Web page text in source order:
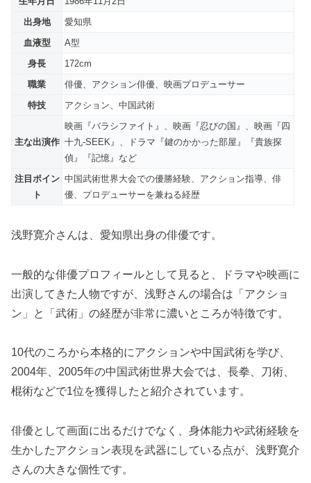
出身地
愛知県
血液型
A型
身長
172cm
職業
俳優、アクション俳優、映画プロデューサー
特技
アクション、中国武術
主な出演作
映画『バラシファイト』、映画『忍びの国』、映画『四
十九-SEEK』、ドラマ『鍵のかかった部屋』『貴族探
偵』『記憶』など
注目ポイン
ト
中国武術世界大会での優勝経験、アクション指導、俳
優、プロデューサーを兼ねる経歴
浅野寛介さんは、愛知県出身の俳優です。
一般的な俳優プロフィールとして見ると、ドラマや映画に
出演してきた人物ですが、浅野さんの場合は「アクショ
ン」と「武術」の経歴が非常に濃いところが特徴です。
10代のころから本格的にアクションや中国武術を学び、
2004年、2005年の中国武術世界大会では、長拳、刀術、
棍術などで1位を獲得したと紹介されています。
俳優として画面に出るだけでなく、身体能力や武術経験を
生かしたアクション表現を武器にしている点が、浅野寛介
さんの大きな個性です。